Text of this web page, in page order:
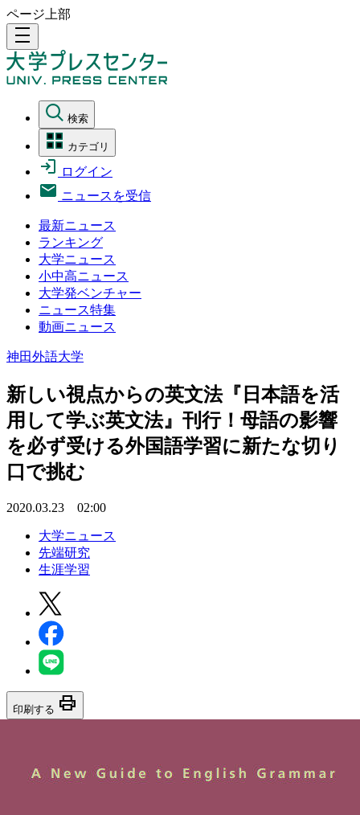
ページ上部
density_medium
検索
カテゴリ
ログイン
ニュースを受信
最新ニュース
ランキング
大学ニュース
小中高ニュース
大学発ベンチャー
ニュース特集
動画ニュース
神田外語大学
新しい視点からの英文法『日本語を活
用して学ぶ英文法』刊行！母語の影響
を必ず受ける外国語学習に新たな切り
口で挑む
2020.03.23 02:00
大学ニュース
先端研究
生涯学習
印刷する print